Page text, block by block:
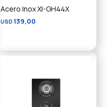
Acero Inox XI-GH44X
USD 139,00